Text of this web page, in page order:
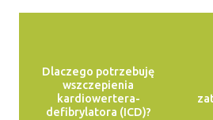
Dlaczego potrzebuję
wszczepienia
kardiowertera-
defibrylatora (ICD)?